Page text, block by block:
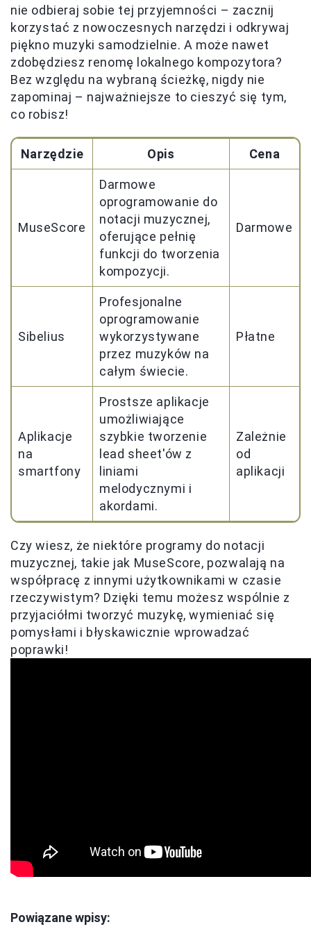
nie odbieraj sobie tej przyjemności – zacznij
korzystać z nowoczesnych narzędzi i odkrywaj
piękno muzyki samodzielnie. A może nawet
zdobędziesz renomę lokalnego kompozytora?
Bez względu na wybraną ścieżkę, nigdy nie
zapominaj – najważniejsze to cieszyć się tym,
co robisz!
Narzędzie Opis Cena
MuseScore
Darmowe
oprogramowanie do
notacji muzycznej,
oferujące pełnię
funkcji do tworzenia
kompozycji.
Darmowe
Sibelius
Profesjonalne
oprogramowanie
wykorzystywane
przez muzyków na
całym świecie.
Płatne
Aplikacje
na
smartfony
Prostsze aplikacje
umożliwiające
szybkie tworzenie
lead sheet'ów z
liniami
melodycznymi i
akordami.
Zależnie
od
aplikacji
Czy wiesz, że niektóre programy do notacji
muzycznej, takie jak MuseScore, pozwalają na
współpracę z innymi użytkownikami w czasie
rzeczywistym? Dzięki temu możesz wspólnie z
przyjaciółmi tworzyć muzykę, wymieniać się
pomysłami i błyskawicznie wprowadzać
poprawki!
Powiązane wpisy: